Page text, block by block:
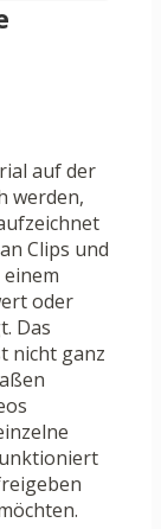
auf der
werden,
Clips und
einem
oder
Das
nicht ganz